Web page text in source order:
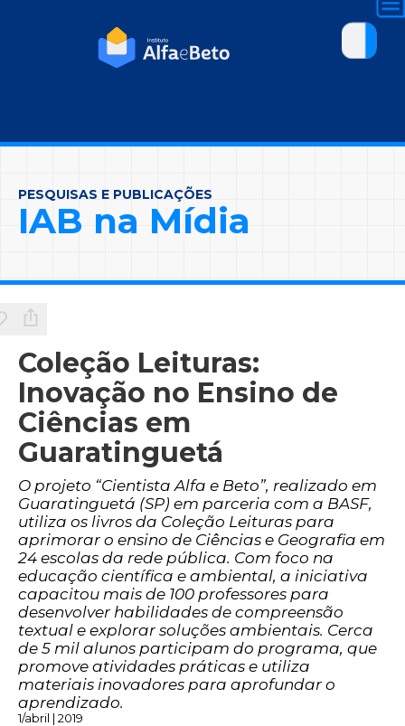
PESQUISAS E PUBLICAÇÕES
IAB na Mídia
Coleção Leituras:
Inovação no Ensino de
Ciências em
Guaratinguetá
O projeto “Cientista Alfa e Beto”, realizado em
Guaratinguetá (SP) em parceria com a BASF,
utiliza os livros da Coleção Leituras para
aprimorar o ensino de Ciências e Geografia em
24 escolas da rede pública. Com foco na
educação científica e ambiental, a iniciativa
capacitou mais de 100 professores para
desenvolver habilidades de compreensão
textual e explorar soluções ambientais. Cerca
de 5 mil alunos participam do programa, que
promove atividades práticas e utiliza
materiais inovadores para aprofundar o
aprendizado.
1/abril | 2019